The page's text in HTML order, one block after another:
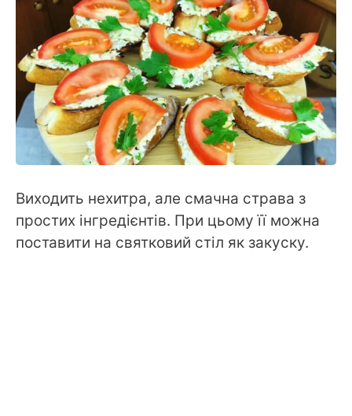
Виходить нехитра, але смачна страва з
простих інгредієнтів. При цьому її можна
поставити на святковий стіл як закуску.